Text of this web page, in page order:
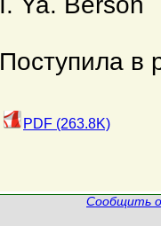
Поступила в
PDF (263.8K)
Сообщить о